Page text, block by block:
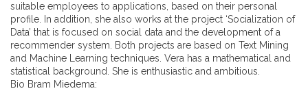
suitable employees to applications, based on their personal
profile. In addition, she also works at the project ‘Socialization of
Data’ that is focused on social data and the development of a
recommender system. Both projects are based on Text Mining
and Machine Learning techniques. Vera has a mathematical and
statistical background. She is enthusiastic and ambitious.
Bio Bram Miedema: